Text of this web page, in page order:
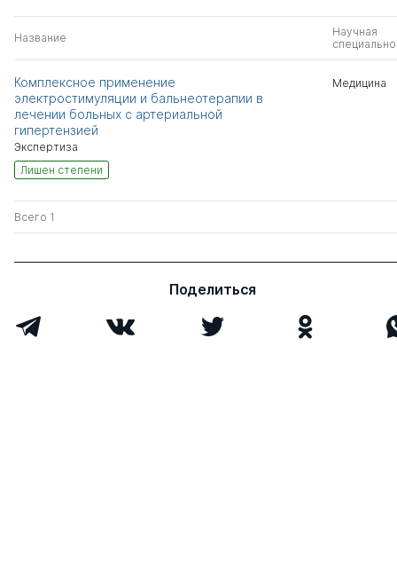
Название
Научная
Комплексное применение
электростимуляции и бальнеотерапии в
лечении больных с артериальной
гипертензией
Экспертиза
Лишен степени
Медицина
Всего 1
Поделиться